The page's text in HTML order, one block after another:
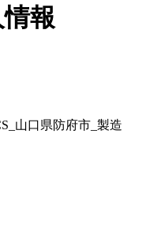
報
山口県防府市_製造